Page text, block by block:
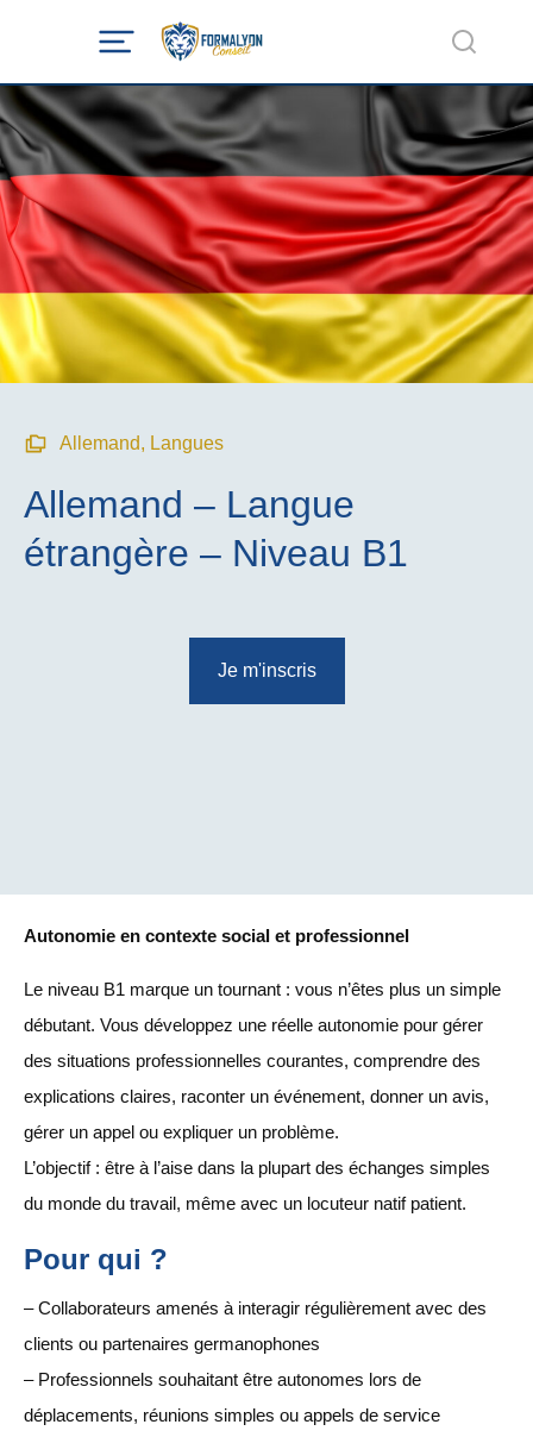
Allemand, Langues
Allemand – Langue
étrangère – Niveau B1
Je m'inscris
Autonomie en contexte social et professionnel
Le niveau B1 marque un tournant : vous n’êtes plus un simple
débutant. Vous développez une réelle autonomie pour gérer
des situations professionnelles courantes, comprendre des
explications claires, raconter un événement, donner un avis,
gérer un appel ou expliquer un problème.
L’objectif : être à l’aise dans la plupart des échanges simples
du monde du travail, même avec un locuteur natif patient.
Pour qui ?
– Collaborateurs amenés à interagir régulièrement avec des
clients ou partenaires germanophones
– Professionnels souhaitant être autonomes lors de
déplacements, réunions simples ou appels de service